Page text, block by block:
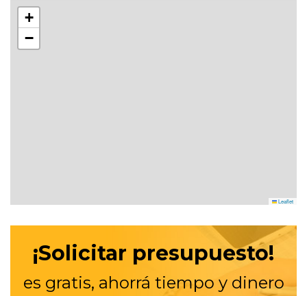
+
−
Leaflet
¡Solicitar presupuesto!
es gratis, ahorrá tiempo y dinero